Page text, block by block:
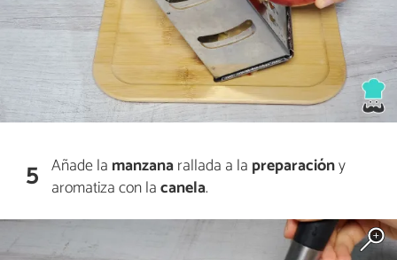
5 Añade la manzanarallada a la preparacióny
aromatiza con lacanela.